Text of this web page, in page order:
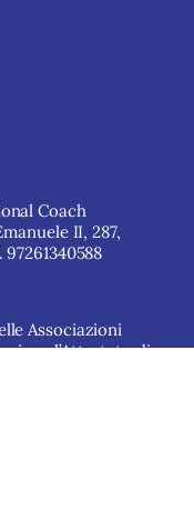
Coach
II, 287,
97261340588
Associazioni
l’Attestato di